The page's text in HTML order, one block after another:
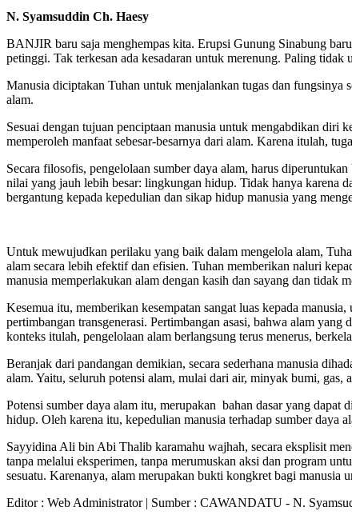
N. Syamsuddin Ch. Haesy
BANJIR baru saja menghempas kita. Erupsi Gunung Sinabung
petinggi. Tak terkesan ada kesadaran untuk merenung. Paling
Manusia diciptakan Tuhan untuk menjalan­kan tugas dan fungsinya
alam.
Sesuai dengan tujuan penciptaan manusia untuk mengabdikan diri
memperoleh manfaat sebesar-besarnya dari alam. Karena itulah,
Secara filosofis, pengelolaan sumber daya alam, harus
nilai yang jauh lebih besar: lingkungan hidup. Tidak hanya karena
bergantung kepada ke­pedulian dan sikap hidup manusia yang
Untuk mewujudkan perilaku yang baik dalam mengelola alam,
alam secara lebih efektif dan efisien. Tuhan memberikan naluri
manusia memperlakukan alam dengan kasih dan sayang dan tidak
Kesemua itu, memberikan kesempatan sangat luas kepada
pertimbangan transgenerasi. Pertim­bangan asasi, bahwa alam
konteks itulah, pengelolaan alam berlangsung terus menerus,
Beranjak dari pandangan demikian, secara se­derhana manusia
alam. Yaitu, seluruh potensi alam, mulai dari air, minyak bumi, gas,
Potensi sumber daya alam itu, merupakan bahan dasar yang dapat
hidup. Oleh karena itu, ke­pedulian manusia terhadap sumber daya
Sayyidina Ali bin Abi Thalib karamahu wajhah, se­cara eksplisit
tanpa me­lalui eksperimen, tanpa me­rumuskan aksi dan program
sesuatu. Karenanya, alam merupakan bukti kongkret bagi manusia
Editor : Web Administrator| Sumber : CAWANDATU - N.